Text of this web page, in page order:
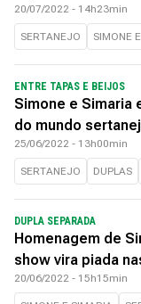
20/07/2022 - 14h23min
SERTANEJO SIMONE
ENTRE TAPAS E BEIJOS
Simone e Simaria
do mundo
25/06/2022 - 13h00min
SERTANEJO DUPLAS
DUPLA SEPARADA
Homenagem de
show vira piada
20/06/2022 - 15h15min